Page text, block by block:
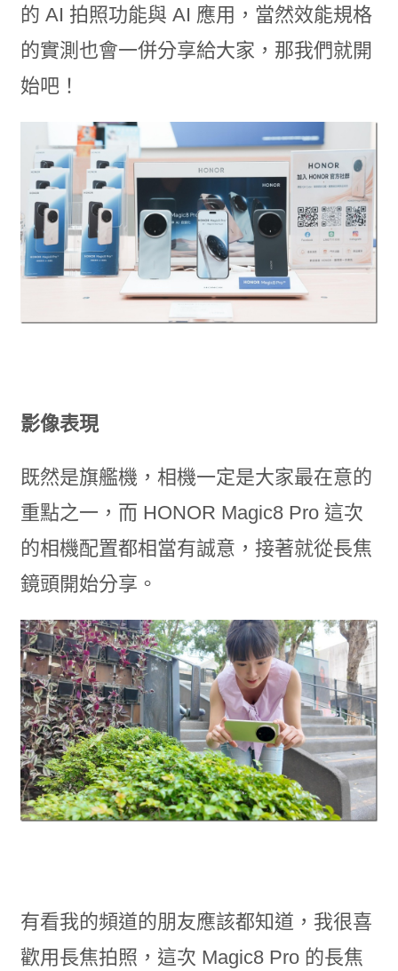
的 AI 拍照功能與 AI 應用，當然效能規格
的實測也會一併分享給大家，那我們就開
始吧！
影像表現
既然是旗艦機，相機一定是大家最在意的
重點之一，而 HONOR Magic8 Pro 這次
的相機配置都相當有誠意，接著就從長焦
鏡頭開始分享。
有看我的頻道的朋友應該都知道，我很喜
歡用長焦拍照，這次 Magic8 Pro 的長焦